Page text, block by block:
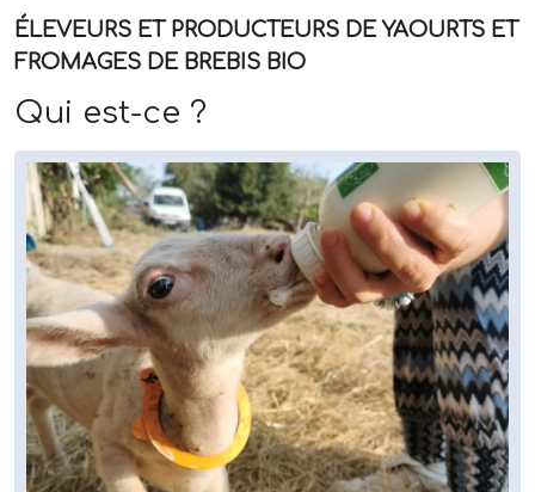
ÉLEVEURS ET PRODUCTEURS DE YAOURTS ET
FROMAGES DE BREBIS BIO
Qui est-ce ?